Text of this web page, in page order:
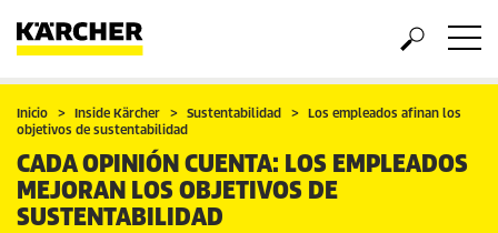
Inicio Inside Kärcher Sustentabilidad
Los empleados afinan los
objetivos de sustentabilidad
CADA OPINIÓN CUENTA: LOS EMPLEADOS
MEJORAN LOS OBJETIVOS DE
SUSTENTABILIDAD